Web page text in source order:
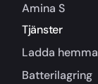
Amina S
Tjänster
Ladda hemma
Batterilagring